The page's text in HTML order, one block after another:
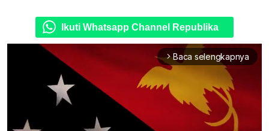
Ikuti Whatsapp Channel Republika
arrow_forward_ios Baca selengkapnya